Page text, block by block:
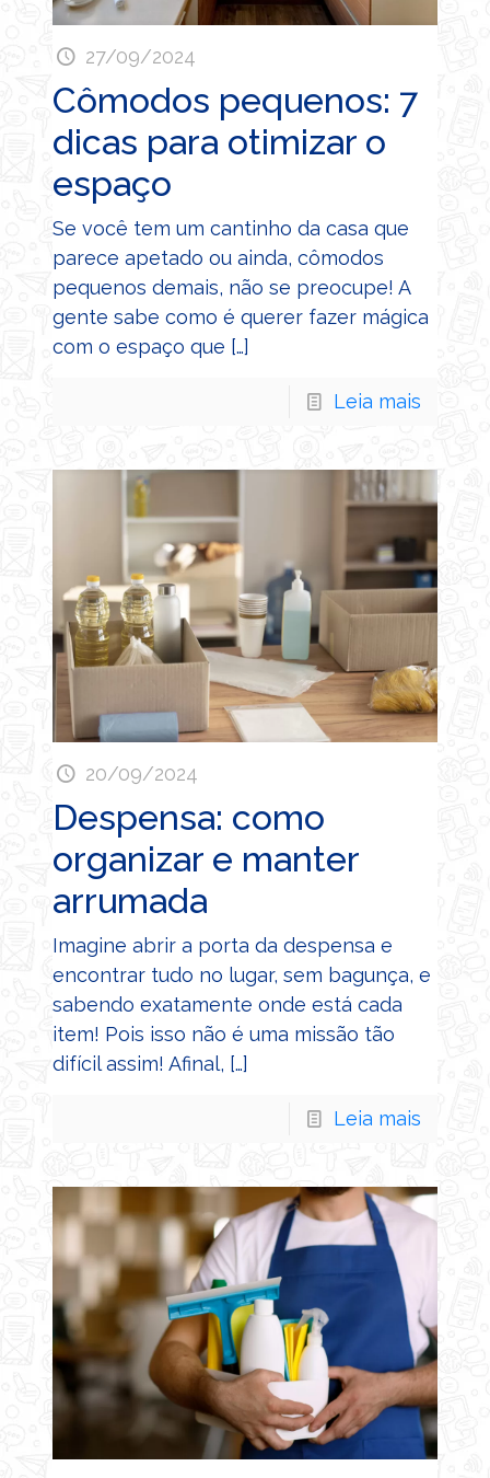
27/09/2024
Cômodos pequenos: 7
dicas para otimizar o
espaço
Se você tem um cantinho da casa que
parece apetado ou ainda, cômodos
pequenos demais, não se preocupe! A
gente sabe como é querer fazer mágica
com o espaço que […]
Leia mais
20/09/2024
Despensa: como
organizar e manter
arrumada
Imagine abrir a porta da despensa e
encontrar tudo no lugar, sem bagunça, e
sabendo exatamente onde está cada
item! Pois isso não é uma missão tão
difícil assim! Afinal, […]
Leia mais